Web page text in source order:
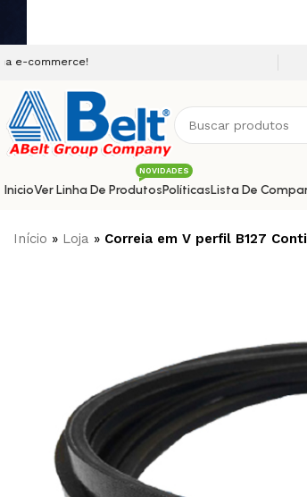
InicioVer Linha De Produtos
NOVIDADES
PolíticasLista De
Início » Loja » Correia em V perfil B127